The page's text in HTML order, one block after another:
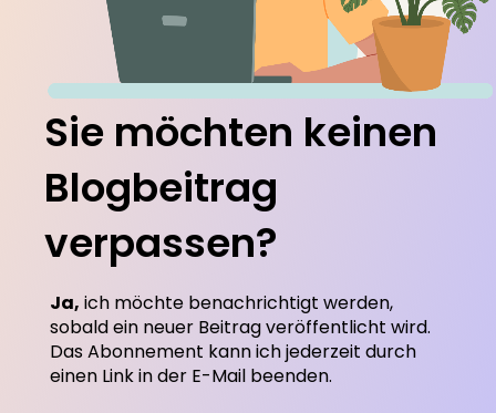
Sie möchten keinen
Blogbeitrag
verpassen?
Ja, ich möchte benachrichtigt werden,
sobald ein neuer Beitrag veröffentlicht wird.
Das Abonnement kann ich jederzeit durch
einen Link in der E-Mail beenden.